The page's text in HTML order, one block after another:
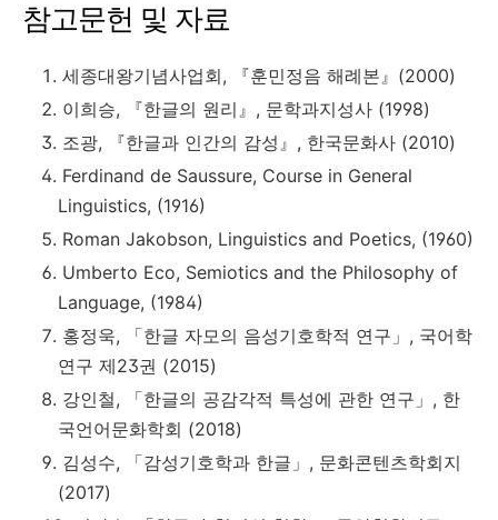
참고문헌 및 자료
세종대왕기념사업회, 『훈민정음 해례본』(2000)
이희승, 『한글의 원리』, 문학과지성사 (1998)
조광, 『한글과 인간의 감성』, 한국문화사 (2010)
Ferdinand de Saussure, Course in General
Linguistics, (1916)
Roman Jakobson, Linguistics and Poetics, (1960)
Umberto Eco, Semiotics and the Philosophy of
Language, (1984)
홍정욱, 「한글 자모의 음성기호학적 연구」, 국어학
연구 제23권 (2015)
강인철, 「한글의 공감각적 특성에 관한 연구」, 한
국언어문화학회 (2018)
김성수, 「감성기호학과 한글」, 문화콘텐츠학회지
(2017)